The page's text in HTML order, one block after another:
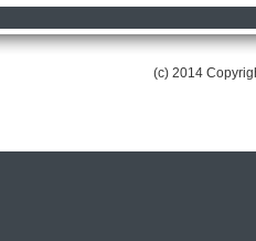
(c) 2014